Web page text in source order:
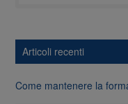
Articoli recenti
Come mantenere la